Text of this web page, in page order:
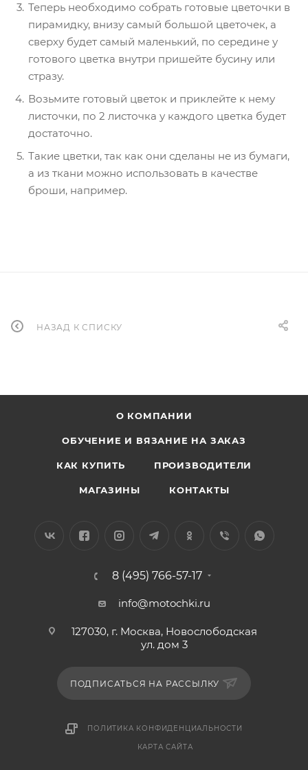
Теперь необходимо собрать готовые цветочки в
пирамидку, внизу самый большой цветочек, а
сверху будет самый маленький, по середине у
готового цветка внутри пришейте бусину или
стразу.
Возьмите готовый цветок и приклейте к нему
листочки, по 2 листочка у каждого цветка будет
достаточно.
Такие цветки, так как они сделаны не из бумаги,
а из ткани можно использовать в качестве
броши, например.
НАЗАД К СПИСКУ
О КОМПАНИИ
ОБУЧЕНИЕ И ВЯЗАНИЕ НА ЗАКАЗ
КАК КУПИТЬ ПРОИЗВОДИТЕЛИ
МАГАЗИНЫ КОНТАКТЫ
8 (495) 766-57-17
info@motochki.ru
127030, г. Москва, Новослободская
ул. дом 3
ПОДПИСАТЬСЯ НА РАССЫЛКУ
ПОЛИТИКА КОНФИДЕНЦИАЛЬНОСТИ
КАРТА САЙТА